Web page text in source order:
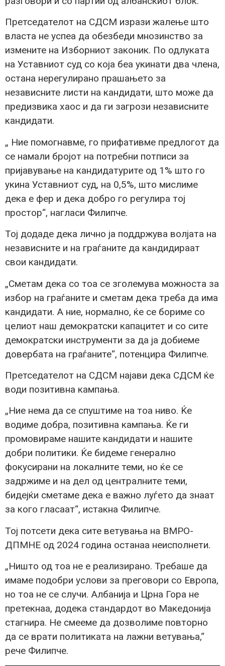
Претседателот на СДСМ изрази жалење што
власта не успеа да обезбеди мнозинство за
измените на Изборниот законик. По одлуката
на Уставниот суд со која беа укинати два члена,
остана нерегулирано прашањето за
независните листи на кандидати, што може да
предизвика хаос и да ги загрози независните
кандидати.
„ Ние помогнавме, го прифативме предлогот да
се намали бројот на потребни потписи за
пријавување на кандидатурите од 1% што го
укина Уставниот суд, на 0,5%, што мислиме
дека е фер и дека добро го регулира тој
простор“, нагласи Филипче.
Тој додаде дека лично ја поддржува волјата на
независните и на граѓаните да кандидираат
свои кандидати.
„Сметам дека со тоа се зголемува можноста за
избор на граѓаните и сметам дека треба да има
кандидати. А ние, нормално, ќе се бориме со
целиот наш демократски капацитет и со сите
демократски инструменти за да ја добиеме
довербата на граѓаните“, потенцира Филипче.
Претседателот на СДСМ најави дека СДСМ ќе
води позитивна кампања.
„Ние нема да се спуштиме на тоа ниво. Ќе
водиме добра, позитивна кампања. Ќе ги
промовираме нашите кандидати и нашите
добри политики. Ќе бидеме генерално
фокусирани на локалните теми, но ќе се
задржиме и на дел од централните теми,
бидејќи сметаме дека е важно луѓето да знаат
за кого гласаат“, истакна Филипче.
Тој потсети дека сите ветувања на ВМРО-
ДПМНЕ од 2024 година останаа неисполнети.
„Ништо од тоа не е реализирано. Требаше да
имаме подобри услови за преговори со Европа,
но тоа не се случи. Албанија и Црна Гора не
претекнаа, додека стандардот во Македонија
стагнира. Не смееме да дозволиме повторно
да се врати политиката на лажни ветувања,“
рече Филипче.